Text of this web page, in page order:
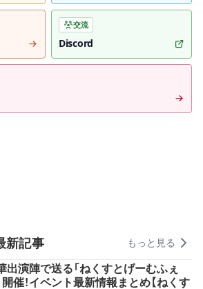
交流
Discord
新記事 もっと見る
出演陣で送る「ねくすとげーむふぇ
開催！イベント最新情報まとめ【ねくす